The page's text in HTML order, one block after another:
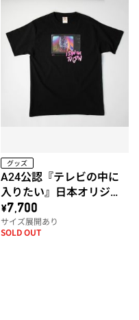
グッズ
A24公認『テレビの中に
入りたい』日本オリジナ
ルTシャツ（アイスクリー
ムマン）
\7,700
サイズ展開あり
SOLD OUT